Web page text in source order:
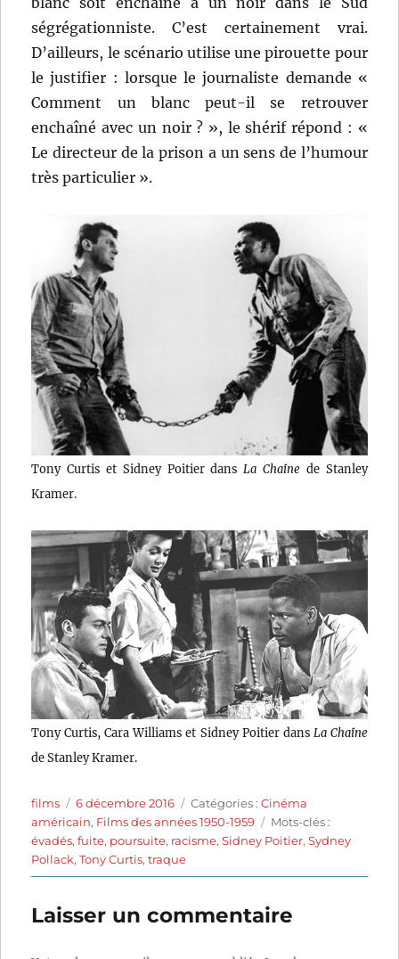
ségrégationniste. C’est certainement vrai.
D’ailleurs, le scénario utilise une pirouette pour
le justifier : lorsque le journaliste demande «
Comment un blanc peut-il se retrouver
enchaîné avec un noir ? », le shérif répond : «
Le directeur de la prison a un sens de l’humour
très particulier ».
Tony Curtis et Sidney Poitier dans La Chaîne de Stanley
Kramer.
Tony Curtis, Cara Williams et Sidney Poitier dans La Chaîne
de Stanley Kramer.
Auteur
films
Publié
le
6 décembre 2016 Catégories
Catégories :Cinéma
américain, Films des années 1950-1959 Étiquettes
Mots-clés :
évadés,fuite, poursuite, racisme,Sidney Poitier,Sydney
Pollack,Tony Curtis,traque
Laisser un commentaire